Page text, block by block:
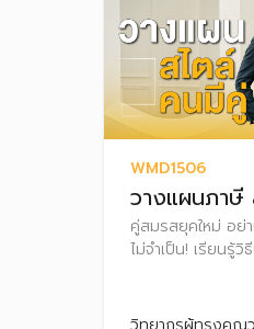
WMD1506
วางแผนภาษี
คู่สมรสยุคใหม่ อย่
ไม่จำเป็น! เรียนรู้
ทางภาษี และเทคนิ